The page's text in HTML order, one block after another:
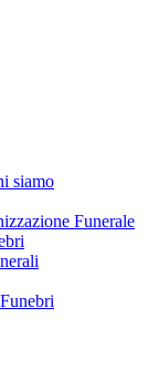
siamo
Funerale